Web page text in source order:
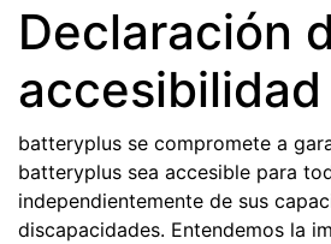
Declaración
accesibilidad
batteryplus se compromete a
batteryplus sea accesible para
independientemente de sus
discapacidades. Entendemos la